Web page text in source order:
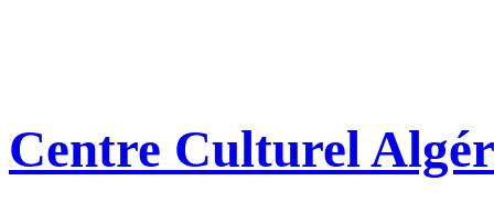
Centre Culturel